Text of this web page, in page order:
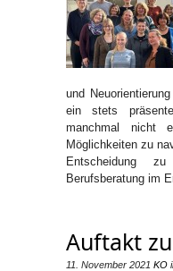
und
ein stets
manchmal nicht
Möglichkeiten zu
Entscheidung
Berufsberatung im
Auftakt
11. November 2021 KO